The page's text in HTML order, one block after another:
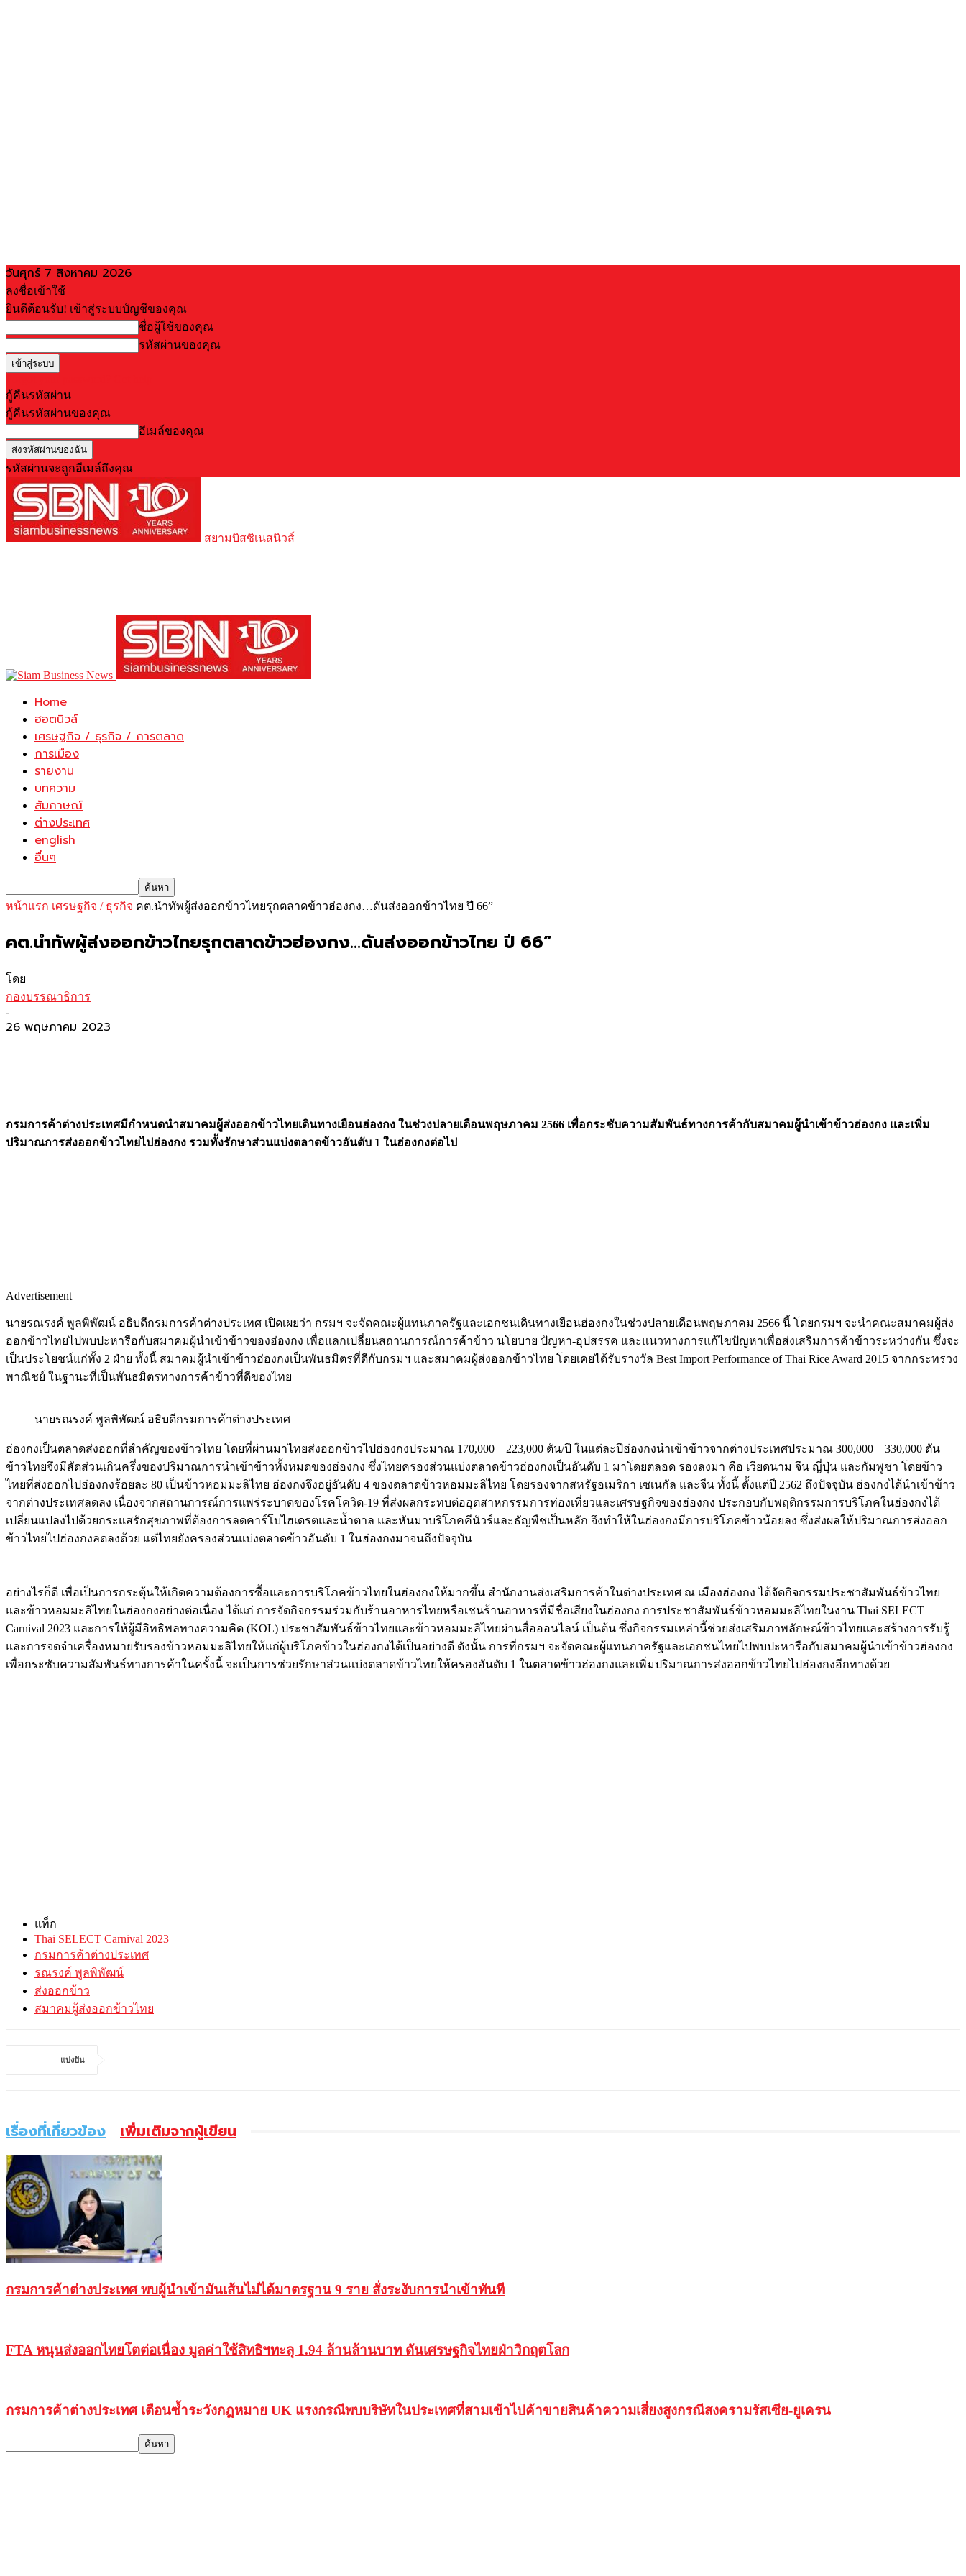
วันศุกร์ 7 สิงหาคม 2026
ลงชื่อเข้าใช้
ยินดีต้อนรับ! เข้าสู่ระบบบัญชีของคุณ
ชื่อผู้ใช้ของคุณ
รหัสผ่านของคุณ
กู้คืนรหัสผ่าน
กู้คืนรหัสผ่านของคุณ
อีเมล์ของคุณ
รหัสผ่านจะถูกอีเมล์ถึงคุณ
สยามบิสซิเนสนิวส์
Home
ฮอตนิวส์
เศรษฐกิจ / ธุรกิจ / การตลาด
การเมือง
รายงาน
บทความ
สัมภาษณ์
ต่างประเทศ
english
อื่นๆ
หน้าแรก เศรษฐกิจ / ธุรกิจ คต.นำทัพผู้ส่งออกข้าวไทยรุกตลาดข้าวฮ่องกง…ดันส่งออกข้าวไทย ปี 66”
คต.นำทัพผู้ส่งออกข้าวไทยรุกตลาดข้าวฮ่องกง…ดันส่งออกข้าวไทย ปี 66”
โดย
กองบรรณาธิการ
-
26 พฤษภาคม 2023
กรมการค้าต่างประเทศมีกำหนดนำสมาคมผู้ส่งออกข้าวไทยเดินทางเยือนฮ่องกง ในช่วงปลายเดือนพฤษภาคม 2566 เพื่อกระชับความสัมพันธ์ทางการค้ากับสมาคมผู้นำเข้าข้าวฮ่องกง และเพิ่ม
ปริมาณการส่งออกข้าวไทยไปฮ่องกง รวมทั้งรักษาส่วนแบ่งตลาดข้าวอันดับ 1 ในฮ่องกงต่อไป
Advertisement
นายรณรงค์ พูลพิพัฒน์ อธิบดีกรมการค้าต่างประเทศ เปิดเผยว่า กรมฯ จะจัดคณะผู้แทนภาครัฐและเอกชนเดินทางเยือนฮ่องกงในช่วงปลายเดือนพฤษภาคม 2566 นี้ โดยกรมฯ จะนำคณะสมาคมผู้ส่ง
ออกข้าวไทยไปพบปะหารือกับสมาคมผู้นำเข้าข้าวของฮ่องกง เพื่อแลกเปลี่ยนสถานการณ์การค้าข้าว นโยบาย ปัญหา-อุปสรรค และแนวทางการแก้ไขปัญหาเพื่อส่งเสริมการค้าข้าวระหว่างกัน ซึ่งจะ
เป็นประโยชน์แก่ทั้ง 2 ฝ่าย ทั้งนี้ สมาคมผู้นำเข้าข้าวฮ่องกงเป็นพันธมิตรที่ดีกับกรมฯ และสมาคมผู้ส่งออกข้าวไทย โดยเคยได้รับรางวัล Best Import Performance of Thai Rice Award 2015 จากกระทรวง
พาณิชย์ ในฐานะที่เป็นพันธมิตรทางการค้าข้าวที่ดีของไทย
นายรณรงค์ พูลพิพัฒน์ อธิบดีกรมการค้าต่างประเทศ
ฮ่องกงเป็นตลาดส่งออกที่สำคัญของข้าวไทย โดยที่ผ่านมาไทยส่งออกข้าวไปฮ่องกงประมาณ 170,000 – 223,000 ตัน/ปี ในแต่ละปีฮ่องกงนำเข้าข้าวจากต่างประเทศประมาณ 300,000 – 330,000 ตัน
ข้าวไทยจึงมีสัดส่วนเกินครึ่งของปริมาณการนำเข้าข้าวทั้งหมดของฮ่องกง ซึ่งไทยครองส่วนแบ่งตลาดข้าวฮ่องกงเป็นอันดับ 1 มาโดยตลอด รองลงมา คือ เวียดนาม จีน ญี่ปุ่น และกัมพูชา โดยข้าว
ไทยที่ส่งออกไปฮ่องกงร้อยละ 80 เป็นข้าวหอมมะลิไทย ฮ่องกงจึงอยู่อันดับ 4 ของตลาดข้าวหอมมะลิไทย โดยรองจากสหรัฐอเมริกา เซเนกัล และจีน ทั้งนี้ ตั้งแต่ปี 2562 ถึงปัจจุบัน ฮ่องกงได้นำเข้าข้าว
จากต่างประเทศลดลง เนื่องจากสถานการณ์การแพร่ระบาดของโรคโควิด-19 ที่ส่งผลกระทบต่ออุตสาหกรรมการท่องเที่ยวและเศรษฐกิจของฮ่องกง ประกอบกับพฤติกรรมการบริโภคในฮ่องกงได้
เปลี่ยนแปลงไปด้วยกระแสรักสุขภาพที่ต้องการลดคาร์โบไฮเดรตและน้ำตาล และหันมาบริโภคคีนัวร์และธัญพืชเป็นหลัก จึงทำให้ในฮ่องกงมีการบริโภคข้าวน้อยลง ซึ่งส่งผลให้ปริมาณการส่งออก
ข้าวไทยไปฮ่องกงลดลงด้วย แต่ไทยยังครองส่วนแบ่งตลาดข้าวอันดับ 1 ในฮ่องกงมาจนถึงปัจจุบัน
อย่างไรก็ดี เพื่อเป็นการกระตุ้นให้เกิดความต้องการซื้อและการบริโภคข้าวไทยในฮ่องกงให้มากขึ้น สำนักงานส่งเสริมการค้าในต่างประเทศ ณ เมืองฮ่องกง ได้จัดกิจกรรมประชาสัมพันธ์ข้าวไทย
และข้าวหอมมะลิไทยในฮ่องกงอย่างต่อเนื่อง ได้แก่ การจัดกิจกรรมร่วมกับร้านอาหารไทยหรือเชนร้านอาหารที่มีชื่อเสียงในฮ่องกง การประชาสัมพันธ์ข้าวหอมมะลิไทยในงาน Thai SELECT
Carnival 2023 และการให้ผู้มีอิทธิพลทางความคิด (KOL) ประชาสัมพันธ์ข้าวไทยและข้าวหอมมะลิไทยผ่านสื่อออนไลน์ เป็นต้น ซึ่งกิจกรรมเหล่านี้ช่วยส่งเสริมภาพลักษณ์ข้าวไทยและสร้างการรับรู้
และการจดจำเครื่องหมายรับรองข้าวหอมมะลิไทยให้แก่ผู้บริโภคข้าวในฮ่องกงได้เป็นอย่างดี ดังนั้น การที่กรมฯ จะจัดคณะผู้แทนภาครัฐและเอกชนไทยไปพบปะหารือกับสมาคมผู้นำเข้าข้าวฮ่องกง
เพื่อกระชับความสัมพันธ์ทางการค้าในครั้งนี้ จะเป็นการช่วยรักษาส่วนแบ่งตลาดข้าวไทยให้ครองอันดับ 1 ในตลาดข้าวฮ่องกงและเพิ่มปริมาณการส่งออกข้าวไทยไปฮ่องกงอีกทางด้วย
แท็ก
Thai SELECT Carnival 2023
กรมการค้าต่างประเทศ
รณรงค์ พูลพิพัฒน์
ส่งออกข้าว
สมาคมผู้ส่งออกข้าวไทย
แบ่งปัน
เรื่องที่เกี่ยวข้อง เพิ่มเติมจากผู้เขียน
กรมการค้าต่างประเทศ พบผู้นำเข้ามันเส้นไม่ได้มาตรฐาน 9 ราย สั่งระงับการนำเข้าทันที
FTA หนุนส่งออกไทยโตต่อเนื่อง มูลค่าใช้สิทธิฯทะลุ 1.94 ล้านล้านบาท ดันเศรษฐกิจไทยฝ่าวิกฤตโลก
กรมการค้าต่างประเทศ เตือนซ้ำระวังกฎหมาย UK แรงกรณีพบบริษัทในประเทศที่สามเข้าไปค้าขายสินค้าความเสี่ยงสูงกรณีสงครามรัสเซีย-ยูเครน